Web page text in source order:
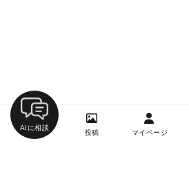
AIに相談
投稿 マイページ